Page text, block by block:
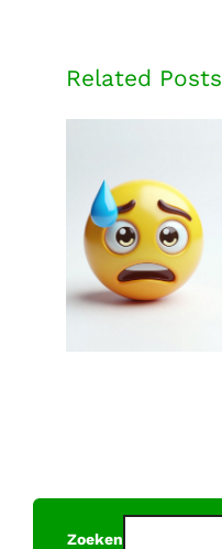
Related Posts
Het verhaal
van George
Carlo
Zoeken